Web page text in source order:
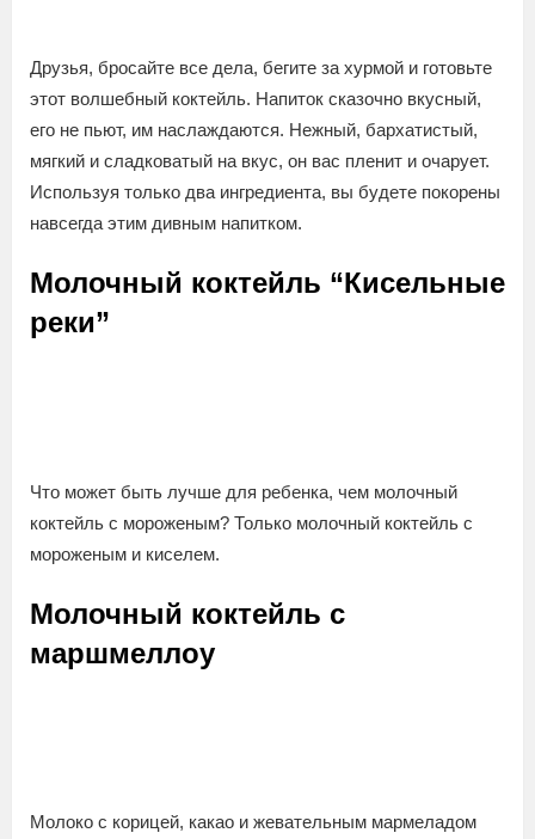
Друзья, бросайте все дела, бегите за хурмой и готовьте
этот волшебный коктейль. Напиток сказочно вкусный,
его не пьют, им наслаждаются. Нежный, бархатистый,
мягкий и сладковатый на вкус, он вас пленит и очарует.
Используя только два ингредиента, вы будете покорены
навсегда этим дивным напитком.
Молочный коктейль “Кисельные
реки”
Что может быть лучше для ребенка, чем молочный
коктейль с мороженым? Только молочный коктейль с
мороженым и киселем.
Молочный коктейль с
маршмеллоу
Молоко с корицей, какао и жевательным мармеладом